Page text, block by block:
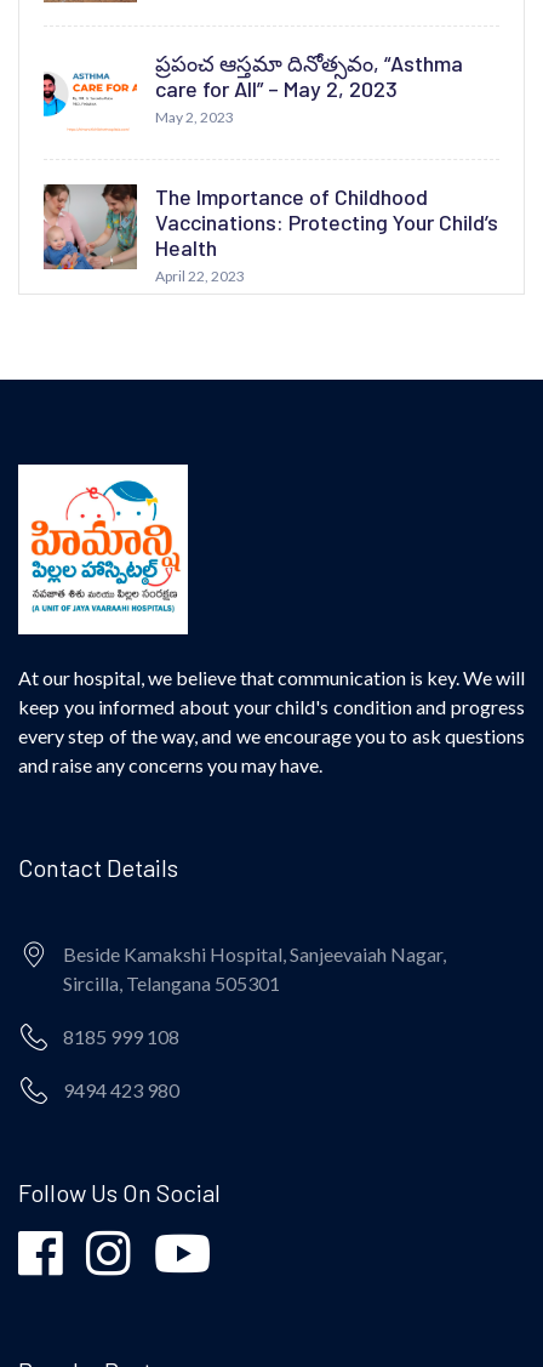
ప్రపంచ ఆస్తమా దినోత్సవం, “Asthma
care for All” – May 2, 2023
May 2, 2023
The Importance of Childhood
Vaccinations: Protecting Your Child’s
Health
April 22, 2023
At our hospital, we believe that communication is key. We will
keep you informed about your child's condition and progress
every step of the way, and we encourage you to ask questions
and raise any concerns you may have.
Contact Details
Beside Kamakshi Hospital, Sanjeevaiah Nagar,
Sircilla, Telangana 505301
8185 999 108
9494 423 980
Follow Us On Social